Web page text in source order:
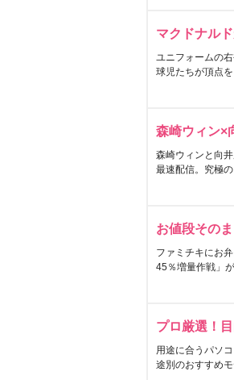
マクドナル
ユニフォームの
球児たちが頂点
森崎ウィン×
森崎ウィンと向
最速配信。究極の
お値段その
ファミチキにお
45％増量作戦」
プロ厳選！
用途に合うパソ
途別のおすすめ